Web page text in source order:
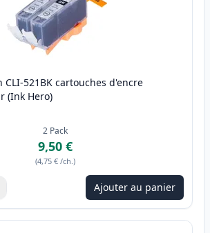
CLI-521BK cartouches d'encre
(Ink Hero)
2 Pack
9,50 €
(4,75 € /ch.)
pour ajuster Ajouter au panier